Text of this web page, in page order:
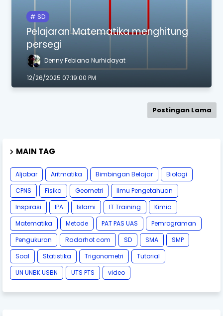
SD
Pelajaran Matematika menghitung
persegi
Denny Febiana Nurhidayat
12/26/2025 07:19:00 PM
Postingan Lama
MAIN TAG
Aljabar Aritmatika Bimbingan Belajar
Biologi
CPNS
Fisika Geometri
Ilmu Pengetahuan
Inspirasi
IPA Islami IT Training
Kimia
Matematika
Metode PAT PAS UAS
Pemrograman
Pengukuran
Radarhot com SD SMA
SMP
Soal
Statistika Trigonometri
Tutorial
UN UNBK USBN
UTS PTS video